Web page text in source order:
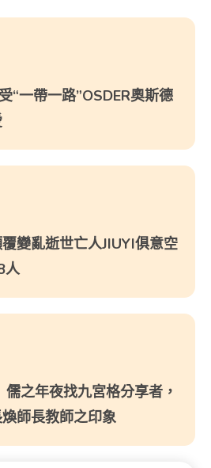
“一帶一路”OSDER奧斯德
變亂逝世亡人JIUYI俱意空
人
儒之年夜找九宮格分享者，
師長教師之印象